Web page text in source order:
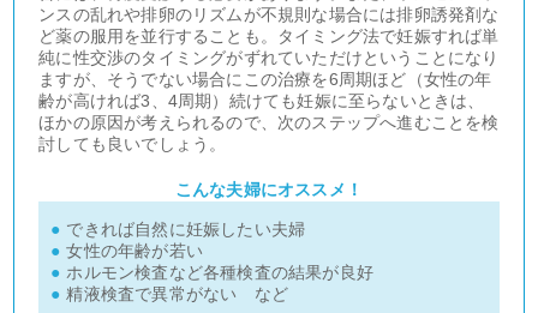
ンスの乱れや排卵のリズムが不規則な場合には排卵誘発剤な
ど薬の服用を並行することも。タイミング法で妊娠すれば単
純に性交渉のタイミングがずれていただけということになり
ますが、そうでない場合にこの治療を6周期ほど（女性の年
齢が高ければ3、4周期）続けても妊娠に至らないときは、
ほかの原因が考えられるので、次のステップへ進むことを検
討しても良いでしょう。
こんな夫婦にオススメ！
● できれば自然に妊娠したい夫婦
● 女性の年齢が若い
● ホルモン検査など各種検査の結果が良好
● 精液検査で異常がない など